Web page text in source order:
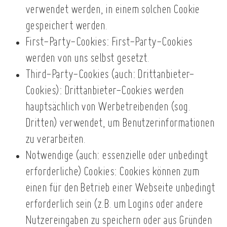
verwendet werden, in einem solchen Cookie
gespeichert werden.
First-Party-Cookies: First-Party-Cookies
werden von uns selbst gesetzt.
Third-Party-Cookies (auch: Drittanbieter-
Cookies): Drittanbieter-Cookies werden
hauptsächlich von Werbetreibenden (sog.
Dritten) verwendet, um Benutzerinformationen
zu verarbeiten.
Notwendige (auch: essenzielle oder unbedingt
erforderliche) Cookies: Cookies können zum
einen für den Betrieb einer Webseite unbedingt
erforderlich sein (z.B. um Logins oder andere
Nutzereingaben zu speichern oder aus Gründen